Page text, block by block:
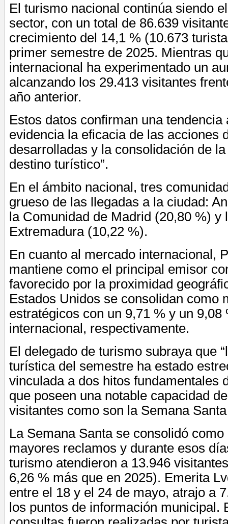
El turismo nacional continúa siendo
sector, con un total de 86.639
crecimiento del 14,1 % (10.673
primer semestre de 2025. Mientras
internacional ha experimentado un
alcanzando los 29.413 visitantes
año anterior.
Estos datos confirman una tendencia
evidencia la eficacia de las acciones
desarrolladas y la consolidación de
destino turístico”.
En el ámbito nacional, tres
grueso de las llegadas a la ciudad:
la Comunidad de Madrid (20,80 %) y
Extremadura (10,22 %).
En cuanto al mercado internacional,
mantiene como el principal emisor
favorecido por la proximidad
Estados Unidos se consolidan como
estratégicos con un 9,71 % y un 9,08
internacional, respectivamente.
El delegado de turismo subraya que
turística del semestre ha estado
vinculada a dos hitos fundamentales
que poseen una notable capacidad
visitantes como son la Semana
La Semana Santa se consolidó como
mayores reclamos y durante esos
turismo atendieron a 13.946
6,26 % más que en 2025). Emerita
entre el 18 y el 24 de mayo, atrajo a
los puntos de información municipal.